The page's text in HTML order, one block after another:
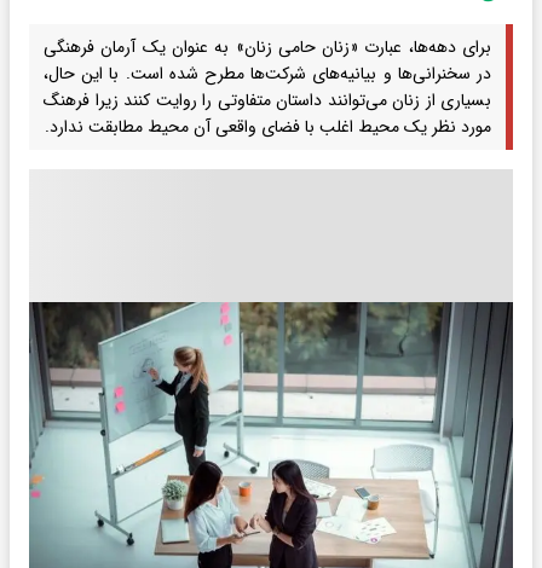
برای دهه‌ها، عبارت «زنان حامی زنان» به عنوان یک آرمان فرهنگی
در سخنرانی‌ها و بیانیه‌های شرکت‌ها مطرح شده است. با این حال،
بسیاری از زنان می‌توانند داستان متفاوتی را روایت کنند زیرا فرهنگ
مورد نظر یک محیط اغلب با فضای واقعی آن محیط مطابقت ندارد.